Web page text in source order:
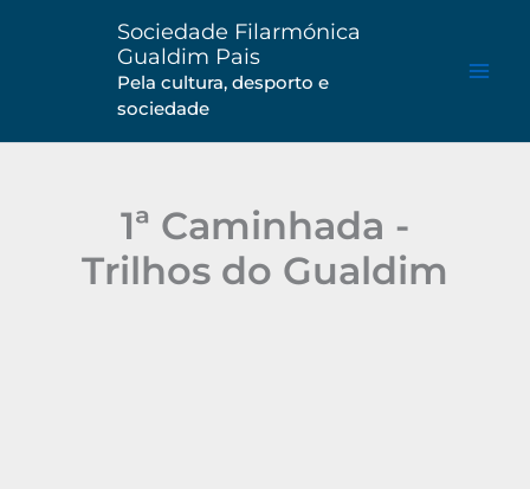
Sociedade Filarmónica
Gualdim Pais
Pela cultura, desporto e
sociedade
1ª Caminhada -
Trilhos do Gualdim